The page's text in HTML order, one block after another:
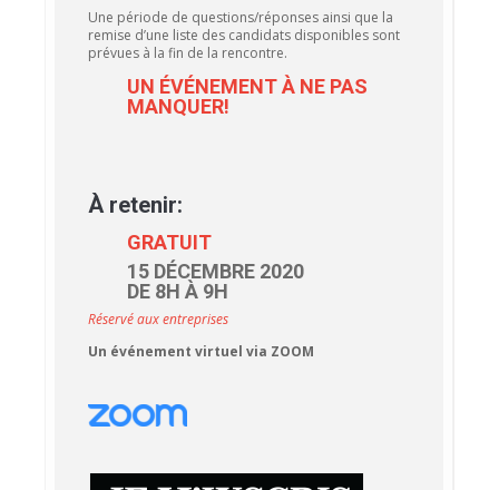
Une période de questions/réponses ainsi que la
remise d’une liste des candidats disponibles sont
prévues à la fin de la rencontre.
UN ÉVÉNEMENT À NE PAS
MANQUER!
À retenir:
GRATUIT
15 DÉCEMBRE 2020
DE 8H À 9H
Réservé aux entreprises
Un événement virtuel via ZOOM